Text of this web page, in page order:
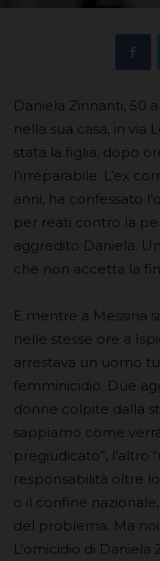
Daniela Zinnanti, 50
nella sua casa, in via
stata la figlia, dopo
l’irreparabile. L’ex
anni, ha confessato
per reati contro la
aggredito Daniela.
che non accetta la
E mentre a Messina
nelle stesse ore a
arrestava un uomo
femminicidio. Due
donne colpite dalla
sappiamo come
pregiudicato”, l’altro
responsabilità oltre
o il confine
del problema. Ma
L’omicidio di